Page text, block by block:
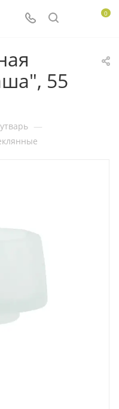
0
55
—